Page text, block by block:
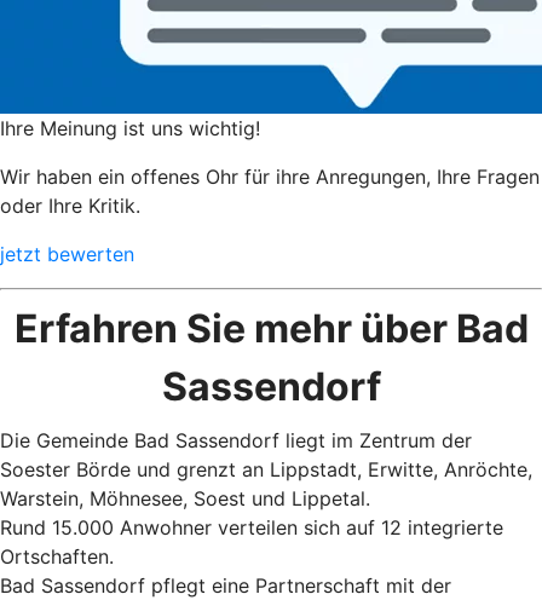
Ihre Meinung ist uns wichtig!
Wir haben ein offenes Ohr für ihre Anregungen, Ihre Fragen
oder Ihre Kritik.
jetzt bewerten
Erfahren Sie mehr über Bad
Sassendorf
Die Gemeinde Bad Sassendorf liegt im Zentrum der
Soester Börde und grenzt an Lippstadt, Erwitte, Anröchte,
Warstein, Möhnesee, Soest und Lippetal.
Rund 15.000 Anwohner verteilen sich auf 12 integrierte
Ortschaften.
Bad Sassendorf pflegt eine Partnerschaft mit der